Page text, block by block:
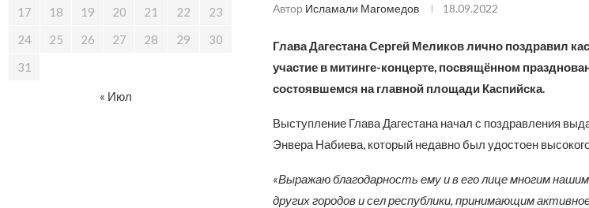
Автор Исламали Магомедов 18.09.2022
Глава Дагестана Сергей Меликов лично поздравил
участие в митинге-концерте, посвящённом
состоявшемся на главной площади Каспийска.
Выступление Глава Дагестана начал с поздравления
Энвера Набиева, который недавно был удостоен
«Выражаю благодарность ему и в его лице многим
других городов и сел республики, принимающим
17
18 19 20 21 22
23
24
25 26 27 28 29
30
31
« Июл